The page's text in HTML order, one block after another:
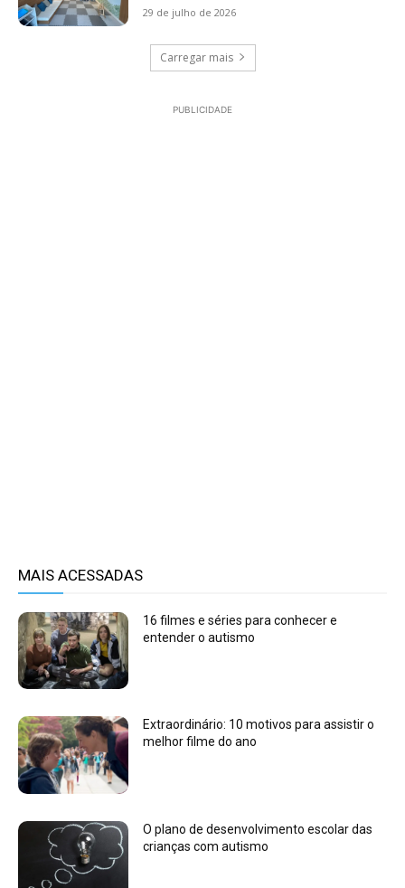
29 de julho de 2026
Carregar mais
PUBLICIDADE
MAIS ACESSADAS
16 filmes e séries para conhecer e
entender o autismo
Extraordinário: 10 motivos para assistir o
melhor filme do ano
O plano de desenvolvimento escolar das
crianças com autismo